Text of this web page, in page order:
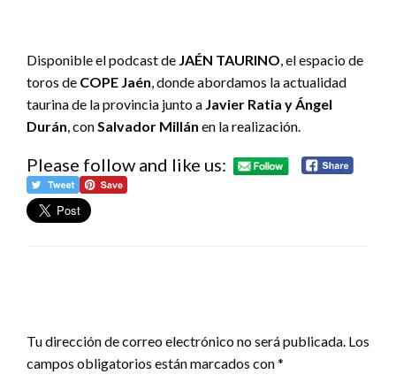
Disponible el podcast de JAÉN TAURINO , el espacio de
toros de COPE Jaén , donde abordamos la actualidad
taurina de la provincia junto a Javier Ratia y Ángel
Durán , con Salvador Millán en la realización.
Please follow and like us:
Tu dirección de correo electrónico no será publicada. Los
campos obligatorios están marcados con*